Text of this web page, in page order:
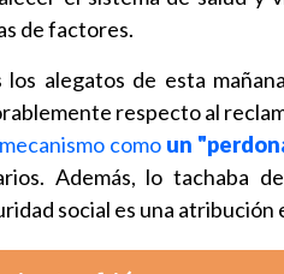
de factores.
los alegatos de esta
respecto al
como un
Además, lo tachaba
social es una atribución